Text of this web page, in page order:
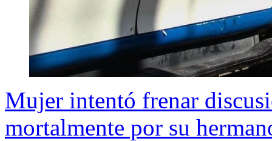
Mujer intentó frenar
mortalmente por su